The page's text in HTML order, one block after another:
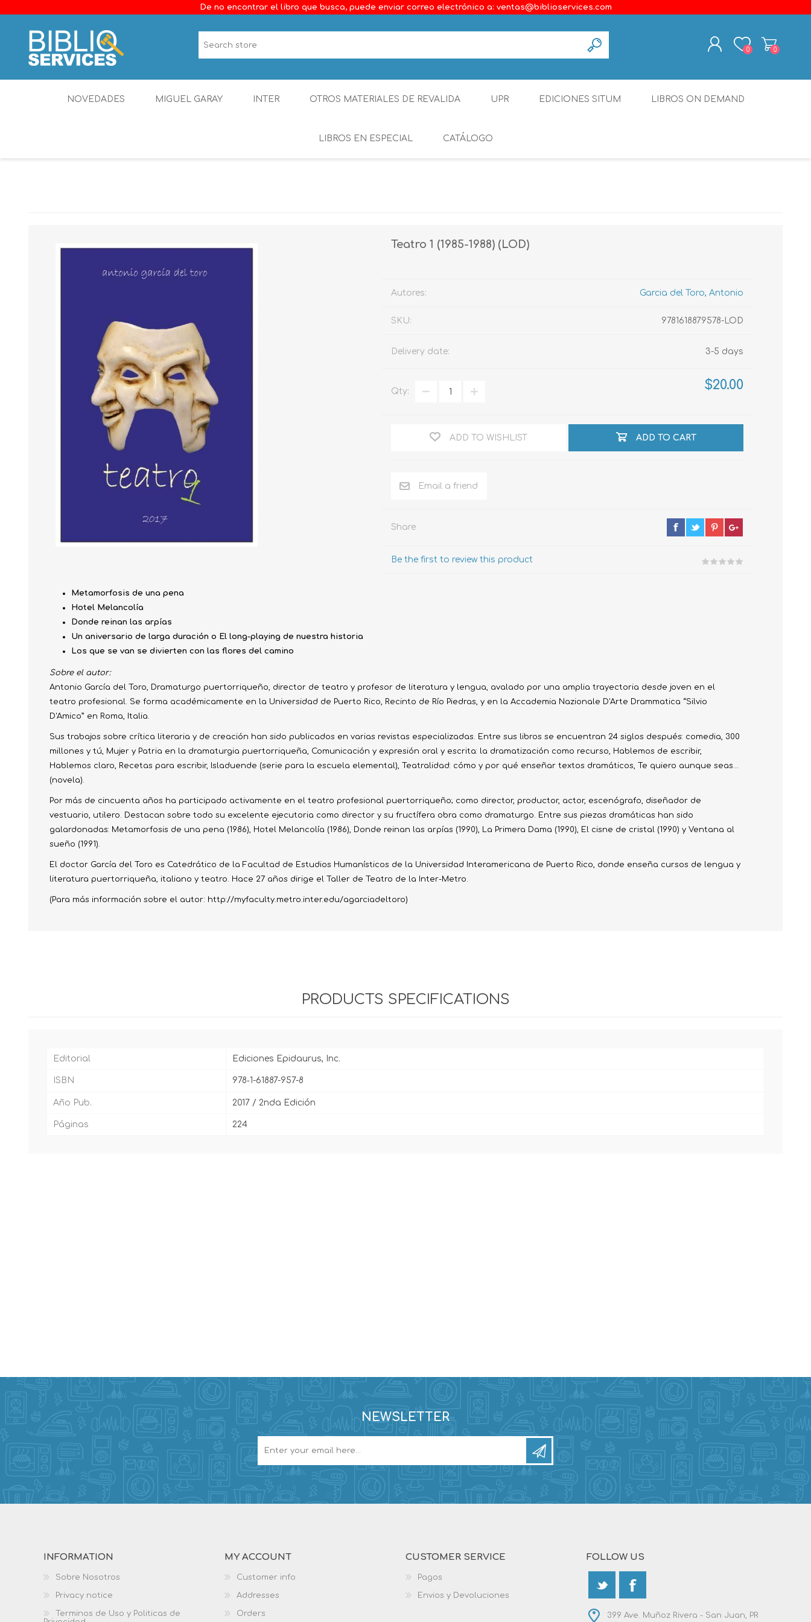
De no encontrar el libro que busca, puede enviar correo electrónico a: ventas@biblioservices.com
0 0
NOVEDADES MIGUEL GARAY INTER OTROS MATERIALES DE REVALIDA UPR EDICIONES SITUM LIBROS ON DEMAND
LIBROS EN ESPECIAL CATÁLOGO
Derecho Comercial
Otros Temas
Arbitraje y Mediacion
Teatro 1 (1985-1988) (LOD)
Autores: Garcia del Toro, Antonio
SKU: 9781618879578-LOD
Delivery date: 3-5 days
$20.00
Qty:
ADD TO WISHLIST ADD TO CART
Share
Be the first to review this product
Metamorfosis de una pena
Hotel Melancolía
Donde reinan las arpías
Un aniversario de larga duración o El long-playing de nuestra historia
Los que se van se divierten con las flores del camino
Sobre el autor:
Antonio García del Toro, Dramaturgo puertorriqueño, director de teatro y profesor de literatura y lengua, avalado por una amplia trayectoria desde joven en el
teatro profesional. Se forma académicamente en la Universidad de Puerto Rico, Recinto de Río Piedras, y en la Accademia Nazionale D'Arte Drammatica “Silvio
D'Amico” en Roma, Italia.
Sus trabajos sobre crítica literaria y de creación han sido publicados en varias revistas especializadas. Entre sus libros se encuentran 24 siglos después: comedia, 300
millones y tú, Mujer y Patria en la dramaturgia puertorriqueña, Comunicación y expresión oral y escrita: la dramatización como recurso, Hablemos de escribir,
Hablemos claro, Recetas para escribir, Isladuende (serie para la escuela elemental), Teatralidad: cómo y por qué enseñar textos dramáticos, Te quiero aunque seas...
(novela).
Por más de cincuenta años ha participado activamente en el teatro profesional puertorriqueño; como director, productor, actor, escenógrafo, diseñador de
vestuario, utilero. Destacan sobre todo su excelente ejecutoria como director y su fructífera obra como dramaturgo. Entre sus piezas dramáticas han sido
galardonadas: Metamorfosis de una pena (1986), Hotel Melancolía (1986), Donde reinan las arpías (1990), La Primera Dama (1990), El cisne de cristal (1990) y Ventana al
sueño (1991).
El doctor García del Toro es Catedrático de la Facultad de Estudios Humanísticos de la Universidad Interamericana de Puerto Rico, donde enseña cursos de lengua y
literatura puertorriqueña, italiano y teatro. Hace 27 años dirige el Taller de Teatro de la Inter-Metro.
(Para más información sobre el autor: http://myfaculty.metro.inter.edu/agarciadeltoro)
PRODUCTS SPECIFICATIONS
Editorial Ediciones Epidaurus, Inc.
ISBN 978‐1-61887-957-8
Año Pub. 2017 / 2nda Edición
Páginas 224
NEWSLETTER
INFORMATION
Sobre Nosotros
Privacy notice
Terminos de Uso y Politicas de
MY ACCOUNT
Customer info
Addresses
Orders
CUSTOMER SERVICE
Pagos
Envios y Devoluciones
FOLLOW US
399 Ave. Muñoz Rivera - San Juan, PR